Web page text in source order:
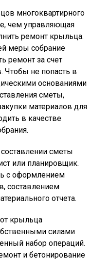
многоквартирного
чем управляющая
ремонт крыльца.
меры собрание
ремонт за счет
Чтобы не попасть в
основаниями
сметы,
материалов для
в качестве
сметы
или планировщик.
с оформлением
составлением
отчета.
крыльца
силами
набор операций.
и бетонирование